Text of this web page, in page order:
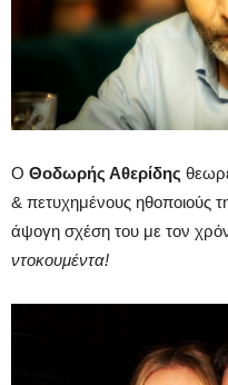
Ο Θοδωρής Αθερίδης
& πετυχημένους ηθοποιούς
άψογη σχέση του με τον
ντοκουμέντα!